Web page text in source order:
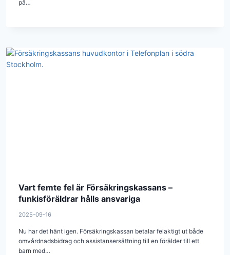
på…
Vart femte fel är Försäkringskassans –
funkisföräldrar hålls ansvariga
2025-09-16
Nu har det hänt igen. Försäkringskassan betalar felaktigt ut både
omvårdnadsbidrag och assistansersättning till en förälder till ett
barn med…